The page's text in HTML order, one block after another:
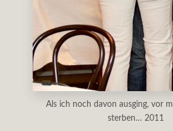
Als ich noch davon ausging, vor
sterben… 2011